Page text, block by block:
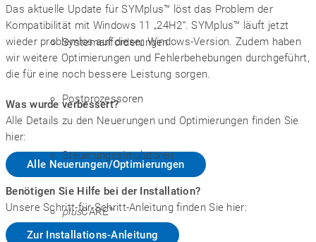
Systemanforderungen
Postprozessoren
Steuerungssimulatoren
plusCARE™
Das aktuelle Update für SYMplus™ löst das Problem der
Kompatibilität mit Windows 11 „24H2“. SYMplus™ läuft jetzt
wieder problemlos auf dieser Windows-Version. Zudem haben
wir weitere Optimierungen und Fehlerbehebungen durchgeführt,
die für eine noch bessere Leistung sorgen.
Was wurde verbessert?
Alle Details zu den Neuerungen und Optimierungen finden Sie
hier:
Alle Neuerungen/Optimierungen
Benötigen Sie Hilfe bei der Installation?
Unsere Schritt-für-Schritt-Anleitung finden Sie hier:
Zur Installations-Anleitung